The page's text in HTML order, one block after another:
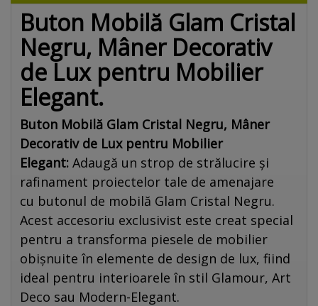
Buton Mobilă Glam Cristal
Negru, Mâner Decorativ
de Lux pentru Mobilier
Elegant.
Buton Mobilă Glam Cristal Negru, Mâner
Decorativ de Lux pentru Mobilier
Elegant: Adaugă un strop de strălucire și
rafinament proiectelor tale de amenajare
cu butonul de mobilă Glam Cristal Negru.
Acest accesoriu exclusivist este creat special
pentru a transforma piesele de mobilier
obișnuite în elemente de design de lux, fiind
ideal pentru interioarele în stil Glamour, Art
Deco sau Modern-Elegant.